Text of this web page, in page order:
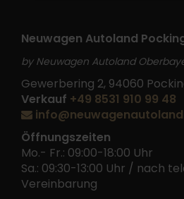
Neuwagen Autoland
by Neuwagen Autoland
Gewerbering 2, 94060
Verkauf +49 8531 910 99 48
Öffnungszeiten
Mo.- Fr.: 09:00-18:00 Uhr
Sa.: 09:30-13:00 Uhr / nach
Vereinbarung